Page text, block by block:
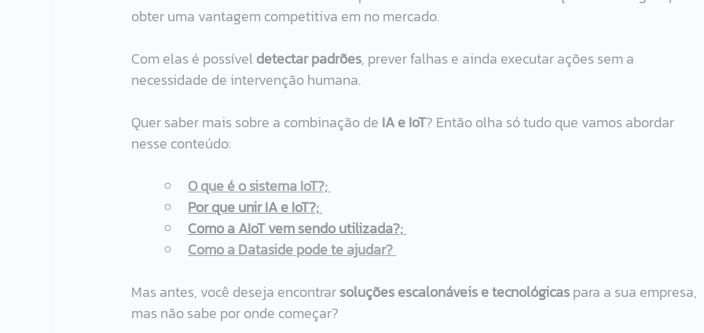
obter uma vantagem competitiva em no mercado.
Com elas é possível detectar padrões, prever falhas e ainda executar ações sem a
necessidade de intervenção humana.
Quer saber mais sobre a combinação de IA e IoT? Então olha só tudo que vamos abordar
nesse conteúdo:
O que é o sistema IoT?;
Por que unir IA e IoT?;
Como a AIoT vem sendo utilizada?;
Como a Dataside pode te ajudar?
Mas antes, você deseja encontrar soluções escalonáveis e tecnológicas para a sua empresa,
mas não sabe por onde começar?